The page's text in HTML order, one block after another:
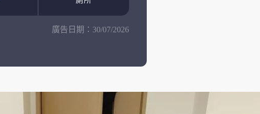
廣告日期： 30/07/2026